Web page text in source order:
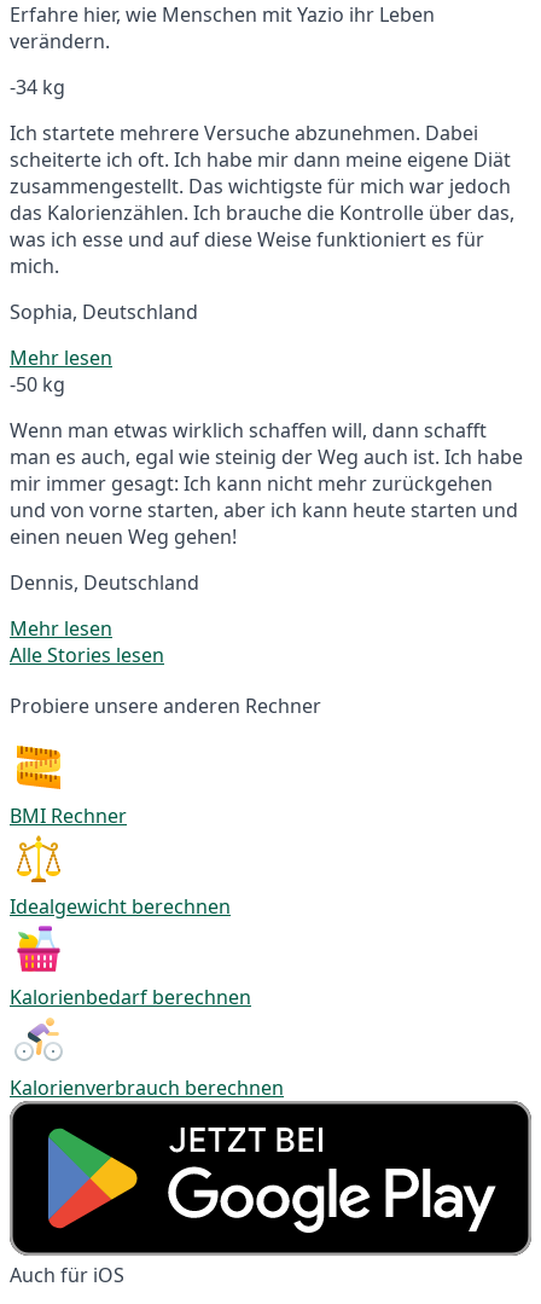
Erfahre hier, wie Menschen mit Yazio ihr Leben
verändern.
-34 kg
Ich startete mehrere Versuche abzunehmen. Dabei
scheiterte ich oft. Ich habe mir dann meine eigene Diät
zusammengestellt. Das wichtigste für mich war jedoch
das Kalorienzählen. Ich brauche die Kontrolle über das,
was ich esse und auf diese Weise funktioniert es für
mich.
Sophia, Deutschland
Mehr lesen
-50 kg
Wenn man etwas wirklich schaffen will, dann schafft
man es auch, egal wie steinig der Weg auch ist. Ich habe
mir immer gesagt: Ich kann nicht mehr zurückgehen
und von vorne starten, aber ich kann heute starten und
einen neuen Weg gehen!
Dennis, Deutschland
Mehr lesen
Alle Stories lesen
Probiere unsere anderen Rechner
BMI Rechner
Idealgewicht berechnen
Kalorienbedarf berechnen
Kalorienverbrauch berechnen
Auch für iOS